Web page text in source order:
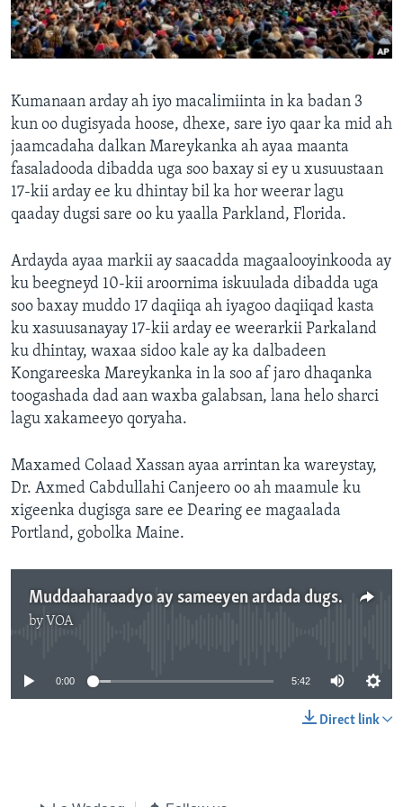
FAAQIDAADDA TODDOBAADKA
DHEXTAALKA TODDOBAADKA
Kumanaan arday ah iyo macalimiinta in ka badan 3
kun oo dugisyada hoose, dhexe, sare iyo qaar ka mid ah
jaamcadaha dalkan Mareykanka ah ayaa maanta
fasaladooda dibadda uga soo baxay si ey u xusuustaan
17-kii arday ee ku dhintay bil ka hor weerar lagu
qaaday dugsi sare oo ku yaalla Parkland, Florida.
Ardayda ayaa markii ay saacadda magaalooyinkooda ay
ku beegneyd 10-kii aroornima iskuulada dibadda uga
soo baxay muddo 17 daqiiqa ah iyagoo daqiiqad kasta
ku xasuusanayay 17-kii arday ee weerarkii Parkaland
ku dhintay, waxaa sidoo kale ay ka dalbadeen
Kongareeska Mareykanka in la soo af jaro dhaqanka
toogashada dad aan waxba galabsan, lana helo sharci
lagu xakameeyo qoryaha.
Maxamed Colaad Xassan ayaa arrintan ka wareystay,
Dr. Axmed Cabdullahi Canjeero oo ah maamule ku
xigeenka dugisga sare ee Dearing ee magaalada
Portland, gobolka Maine.
Muddaaharaadyo ay sameeyen ardada dugsiyada Mareykanka
by VOA
0:00 5:42
Direct link